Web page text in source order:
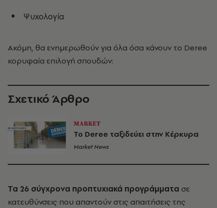
Ψυχολογία
Ακόμη, θα ενημερωθούν για όλα όσα κάνουν το Deree
κορυφαία επιλογή σπουδών:
Σχετικό Άρθρο
MARKET
To Deree ταξιδεύει στην Κέρκυρα
Market News
Τα 26 σύγχρονα προπτυχιακά προγράμματα σε
κατευθύνσεις που απαντούν στις απαιτήσεις της